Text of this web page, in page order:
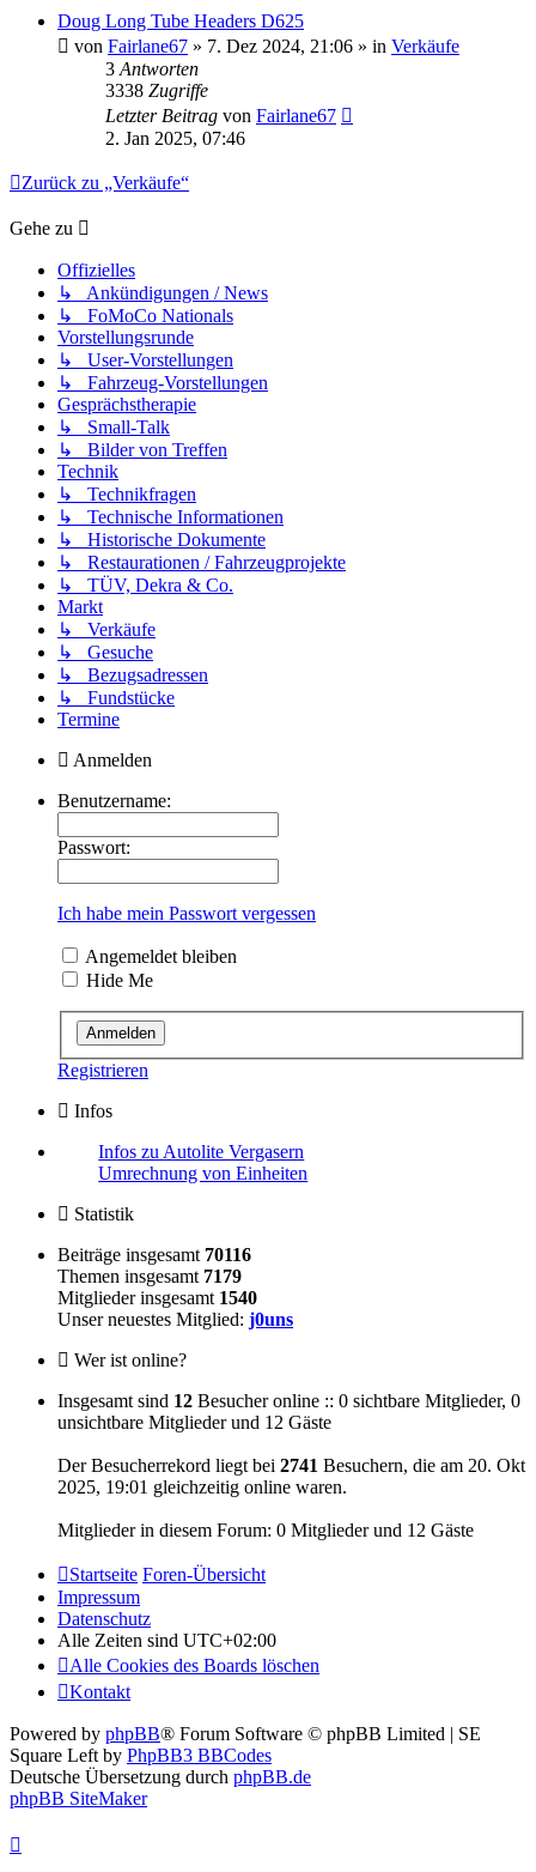
Doug Long Tube Headers D625
von Fairlane67 » 7. Dez 2024, 21:06 » in Verkäufe
3 Antworten
3338 Zugriffe
Letzter Beitrag von Fairlane67
2. Jan 2025, 07:46
Zurück zu „Verkäufe“
Gehe zu
Offizielles
↳ Ankündigungen / News
↳ FoMoCo Nationals
Vorstellungsrunde
↳ User-Vorstellungen
↳ Fahrzeug-Vorstellungen
Gesprächstherapie
↳ Small-Talk
↳ Bilder von Treffen
Technik
↳ Technikfragen
↳ Technische Informationen
↳ Historische Dokumente
↳ Restaurationen / Fahrzeugprojekte
↳ TÜV, Dekra & Co.
Markt
↳ Verkäufe
↳ Gesuche
↳ Bezugsadressen
↳ Fundstücke
Termine
Anmelden
Benutzername:
Passwort:
Ich habe mein Passwort vergessen
Angemeldet bleiben
Hide Me
Registrieren
Infos
Infos zu Autolite Vergasern
Umrechnung von Einheiten
Statistik
Beiträge insgesamt 70116
Themen insgesamt 7179
Mitglieder insgesamt 1540
Unser neuestes Mitglied: j0uns
Wer ist online?
Insgesamt sind 12 Besucher online :: 0 sichtbare Mitglieder, 0
unsichtbare Mitglieder und 12 Gäste
Der Besucherrekord liegt bei 2741 Besuchern, die am 20. Okt
2025, 19:01 gleichzeitig online waren.
Mitglieder in diesem Forum: 0 Mitglieder und 12 Gäste
Startseite Foren-Übersicht
Impressum
Datenschutz
Alle Zeiten sind UTC+02:00
Alle Cookies des Boards löschen
Kontakt
Powered by phpBB® Forum Software © phpBB Limited | SE
Square Left by PhpBB3 BBCodes
Deutsche Übersetzung durch phpBB.de
phpBB SiteMaker